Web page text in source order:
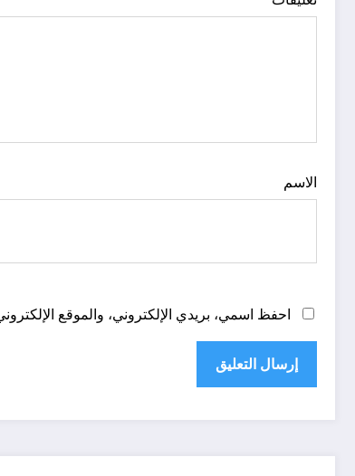
الاسم
احفظ اسمي، بريدي الإلكتروني، والموقع